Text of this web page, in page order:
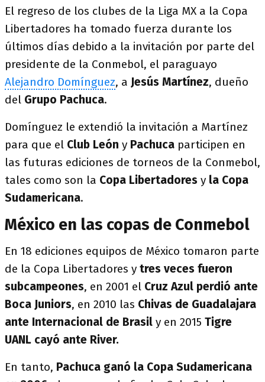
El regreso de los clubes de la Liga MX a la Copa
Libertadores ha tomado fuerza durante los
últimos días debido a la invitación por parte del
presidente de la Conmebol, el paraguayo
Alejandro Domínguez, a Jesús Martínez, dueño
del Grupo Pachuca.
Domínguez le extendió la invitación a Martínez
para que el Club León y Pachuca participen en
las futuras ediciones de torneos de la Conmebol,
tales como son la Copa Libertadores y la Copa
Sudamericana.
México en las copas de Conmebol
En 18 ediciones equipos de México tomaron parte
de la Copa Libertadores y tres veces fueron
subcampeones, en 2001 el Cruz Azul perdió ante
Boca Juniors, en 2010 las Chivas de Guadalajara
ante Internacional de Brasil y en 2015 Tigre
UANL cayó ante River.
En tanto, Pachuca ganó la Copa Sudamericana